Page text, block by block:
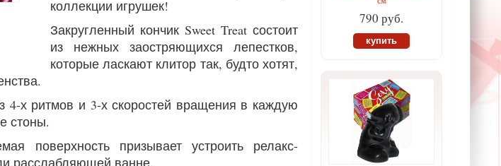
коллекции игрушек!
Закругленный кончик Sweet Treat состоит
из нежных заостряющихся лепестков,
которые ласкают клитор так, будто хотят,
4-х ритмов и 3-х скоростей вращения в каждую
стоны.
поверхность призывает устроить релакс-
расслабляющей ванне.
790 руб.
купить